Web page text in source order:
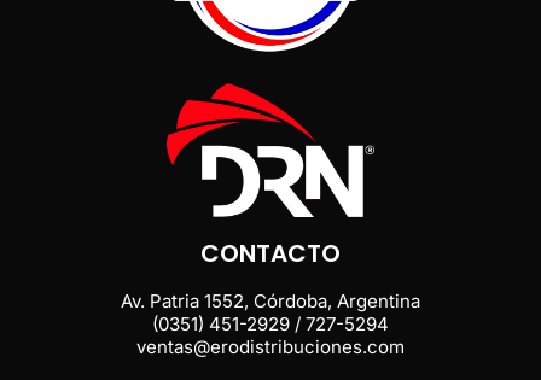
CONTACTO
Av. Patria 1552, Córdoba, Argentina
(0351) 451-2929 / 727-5294
ventas@erodistribuciones.com